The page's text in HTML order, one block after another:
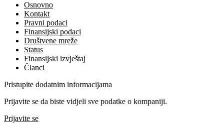
Osnovno
Kontakt
Pravni podaci
Finansijski podaci
Društvene mreže
Status
Finansijski izvještaj
Članci
Pristupite dodatnim informacijama
Prijavite se da biste vidjeli sve podatke o kompaniji.
Prijavite se